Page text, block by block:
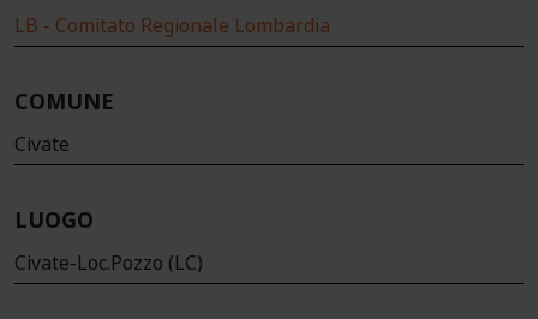
LB - Comitato Regionale Lombardia
COMUNE
Civate
LUOGO
Civate-Loc.Pozzo (LC)